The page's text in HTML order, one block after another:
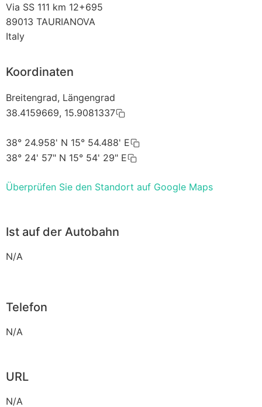
Via SS 111 km 12+695
89013 TAURIANOVA
Italy
Koordinaten
Breitengrad, Längengrad
38.4159669, 15.9081337
38° 24.958' N 15° 54.488' E
38° 24' 57" N 15° 54' 29" E
Überprüfen Sie den Standort auf Google Maps
Ist auf der Autobahn
N/A
Telefon
N/A
URL
N/A